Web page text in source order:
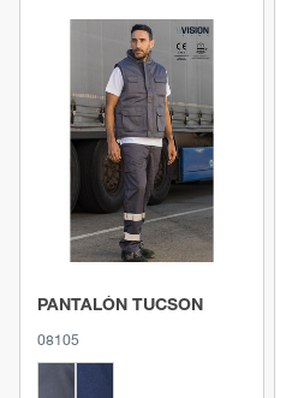
Ver producto
PANTALÓN TUCSON
08105